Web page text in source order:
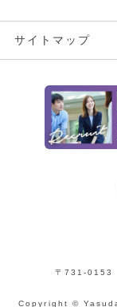
サイトマップ
〒731-0153
Copyright ©